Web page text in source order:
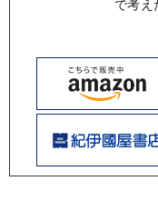
で考え